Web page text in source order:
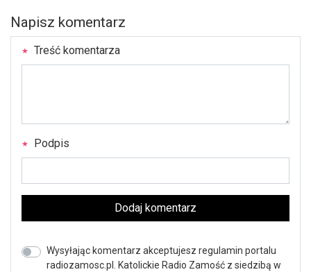
Napisz komentarz
Treść komentarza
Podpis
Dodaj komentarz
Wysyłając komentarz akceptujesz regulamin portalu
radiozamosc.pl. Katolickie Radio Zamość z siedzibą w